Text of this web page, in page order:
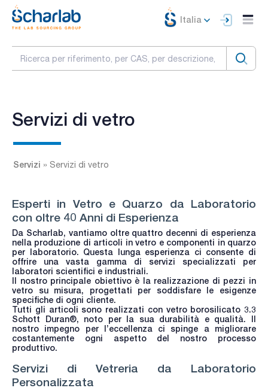
Italia
Servizi di vetro
Servizi » Servizi di vetro
Esperti in Vetro e Quarzo da Laboratorio
con oltre 40 Anni di Esperienza
Da Scharlab, vantiamo oltre quattro decenni di esperienza
nella produzione di articoli in vetro e componenti in quarzo
per laboratorio. Questa lunga esperienza ci consente di
offrire una vasta gamma di servizi specializzati per
laboratori scientifici e industriali.
Il nostro principale obiettivo è la realizzazione di pezzi in
vetro su misura, progettati per soddisfare le esigenze
specifiche di ogni cliente.
Tutti gli articoli sono realizzati con vetro borosilicato 3.3
Schott Duran®, noto per la sua durabilità e qualità. Il
nostro impegno per l’eccellenza ci spinge a migliorare
costantemente ogni aspetto del nostro processo
produttivo.
Servizi di Vetreria da Laboratorio
Personalizzata